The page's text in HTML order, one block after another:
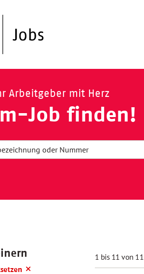
Arbeitgeber mit Herz
Job finden!
1 bis 11 von 11